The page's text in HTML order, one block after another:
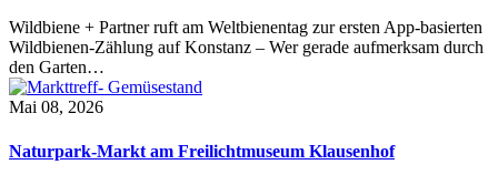
Wildbiene + Partner ruft am Weltbienentag zur ersten App-basierten
Wildbienen-Zählung auf Konstanz – Wer gerade aufmerksam durch
den Garten…
Mai 08, 2026
Naturpark-Markt am Freilichtmuseum Klausenhof